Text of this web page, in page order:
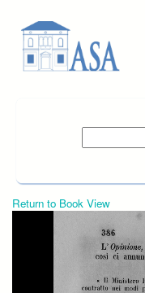
Return to Book View